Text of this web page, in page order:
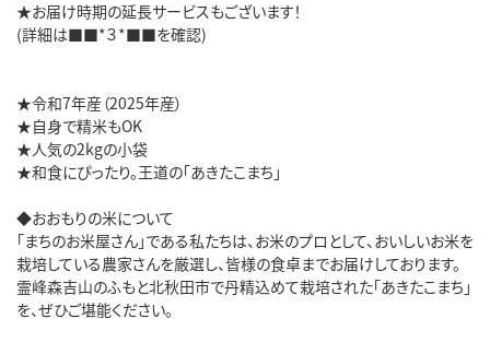
★お届け時期の延長サービスもございます！
(詳細は■■*３*■■を確認)
★令和7年産（2025年産）
★自身で精米もOK
★人気の2kgの小袋
★和食にぴったり。王道の「あきたこまち」
◆おおもりの米について
「まちのお米屋さん」である私たちは、お米のプロとして、おいしいお米を
栽培している農家さんを厳選し、皆様の食卓までお届けしております。
霊峰森吉山のふもと北秋田市で丹精込めて栽培された「あきたこまち」
を、ぜひご堪能ください。